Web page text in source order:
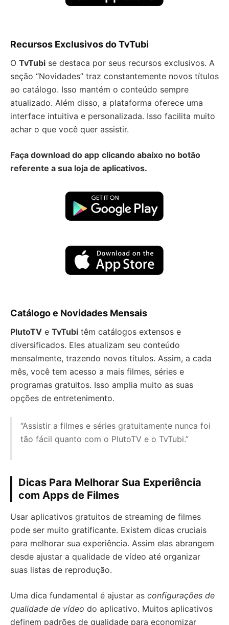
Recursos Exclusivos do TvTubi
O TvTubi se destaca por seus recursos exclusivos. A
seção “Novidades” traz constantemente novos títulos
ao catálogo. Isso mantém o conteúdo sempre
atualizado. Além disso, a plataforma oferece uma
interface intuitiva e personalizada. Isso facilita muito
achar o que você quer assistir.
Faça download do app clicando abaixo no botão
referente a sua loja de aplicativos.
Catálogo e Novidades Mensais
PlutoTV e TvTubi têm catálogos extensos e
diversificados. Eles atualizam seu conteúdo
mensalmente, trazendo novos títulos. Assim, a cada
mês, você tem acesso a mais filmes, séries e
programas gratuitos. Isso amplia muito as suas
opções de entretenimento.
“Assistir a filmes e séries gratuitamente nunca foi
tão fácil quanto com o PlutoTV e o TvTubi.”
Dicas Para Melhorar Sua Experiência
com Apps de Filmes
Usar aplicativos gratuitos de streaming de filmes
pode ser muito gratificante. Existem dicas cruciais
para melhorar sua experiência. Assim elas abrangem
desde ajustar a qualidade de vídeo até organizar
suas listas de reprodução.
Uma dica fundamental é ajustar as configurações de
qualidade de vídeo do aplicativo. Muitos aplicativos
definem padrões de qualidade para economizar